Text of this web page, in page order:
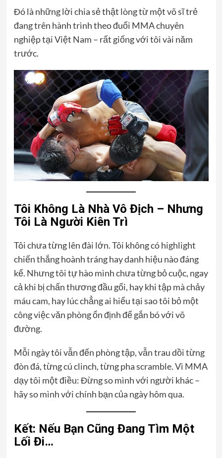
Đó là những lời chia sẻ thật lòng từ một võ sĩ trẻ
đang trên hành trình theo đuổi MMA chuyên
nghiệp tại Việt Nam – rất giống với tôi vài năm
trước.
Tôi Không Là Nhà Vô Địch – Nhưng
Tôi Là Người Kiên Trì
Tôi chưa từng lên đài lớn. Tôi không có highlight
chiến thắng hoành tráng hay danh hiệu nào đáng
kể. Nhưng tôi tự hào mình chưa từng bỏ cuộc, ngay
cả khi bị chấn thương đầu gối, hay khi tập mà chảy
máu cam, hay lúc chẳng ai hiểu tại sao tôi bỏ một
công việc văn phòng ổn định để gắn bó với võ
đường.
Mỗi ngày tôi vẫn đến phòng tập, vẫn trau dồi từng
đòn đá, từng cú clinch, từng pha scramble. Vì MMA
dạy tôi một điều: Đừng so mình với người khác –
hãy so mình với chính bạn của ngày hôm qua.
Kết: Nếu Bạn Cũng Đang Tìm Một
Lối Đi…